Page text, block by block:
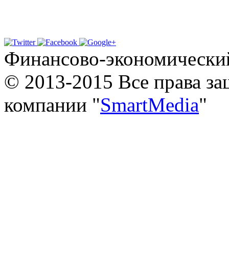
Финансово-
© 2013-2015 Все права
компании "SmartMedia"